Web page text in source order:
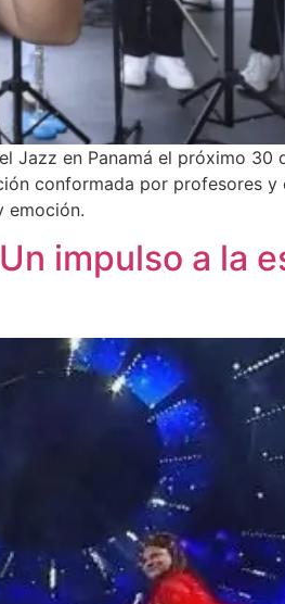
Jazz en Panamá el próximo 30
conformada por profesores
emoción.
impulso a la